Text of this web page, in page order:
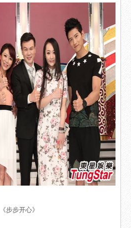
《步步开心》